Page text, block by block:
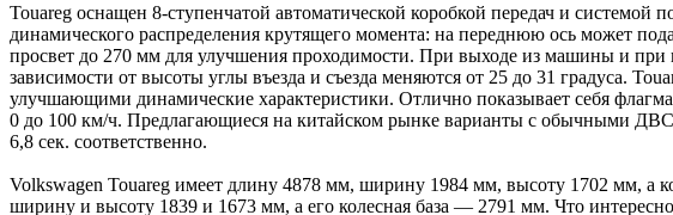
Touareg оснащен 8-ступенчатой автоматической коробкой передач и
динамического распределения крутящего момента: на переднюю ось может
просвет до 270 мм для улучшения проходимости. При выходе из машины и
зависимости от высоты углы въезда и съезда меняются от 25 до 31 градуса.
улучшающими динамические характеристики. Отлично показывает себя
0 до 100 км/ч. Предлагающиеся на китайском рынке варианты с обычными ДВС
6,8 сек. соответственно.
Volkswagen Touareg имеет длину 4878 мм, ширину 1984 мм, высоту 1702 мм, а
ширину и высоту 1839 и 1673 мм, а его колесная база — 2791 мм. Что